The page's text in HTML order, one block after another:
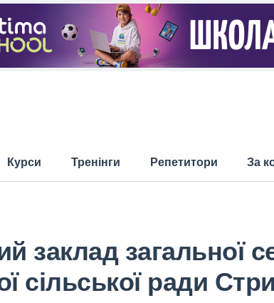
Курси Тренінги Репетитори За
заклад загальної
сільської ради